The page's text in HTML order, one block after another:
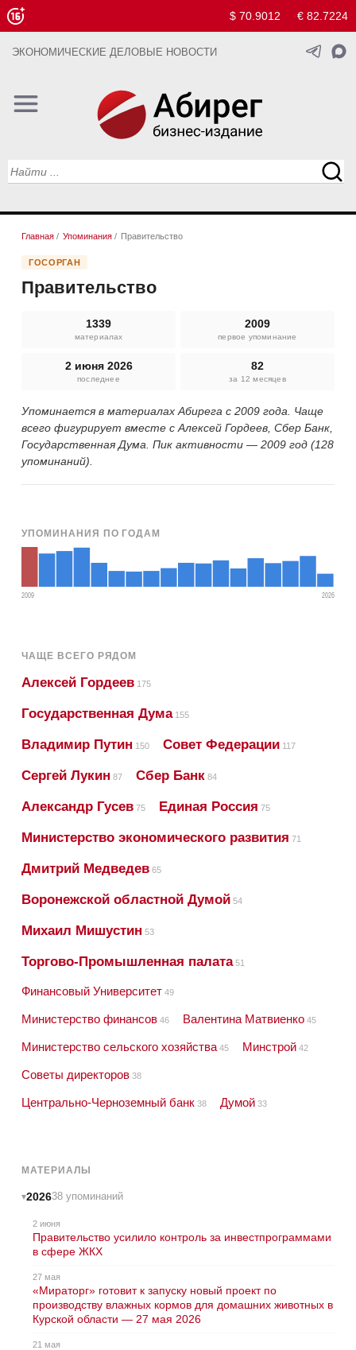
$ 70.9012 € 82.7224
ЭКОНОМИЧЕСКИЕ ДЕЛОВЫЕ НОВОСТИ
Главная / Упоминания / Правительство
ГОСОРГАН
Правительство
1339
материалах
2009
первое упоминание
2 июня 2026
последнее
82
за 12 месяцев
Упоминается в материалах Абирега с 2009 года. Чаще
всего фигурирует вместе с Алексей Гордеев, Сбер Банк,
Государственная Дума. Пик активности — 2009 год (128
упоминаний).
УПОМИНАНИЯ ПО ГОДАМ
2009 2026
ЧАЩЕ ВСЕГО РЯДОМ
Алексей Гордеев 175
Государственная Дума155
Владимир Путин 150 Совет Федерации 117
Сергей Лукин 87 Сбер Банк 84
Александр Гусев 75 Единая Россия 75
Министерство экономического развития 71
Дмитрий Медведев 65
Воронежской областной Думой 54
Михаил Мишустин 53
Торгово-Промышленная палата51
Финансовый Университет 49
Министерство финансов 46 Валентина Матвиенко 45
Министерство сельского хозяйства 45 Минстрой 42
Советы директоров 38
Центрально-Черноземный банк 38 Думой 33
МАТЕРИАЛЫ
202638 упоминаний
2 июня
Правительство усилило контроль за инвестпрограммами
в сфере ЖКХ
27 мая
«Мираторг» готовит к запуску новый проект по
производству влажных кормов для домашних животных в
Курской области — 27 мая 2026
21 мая